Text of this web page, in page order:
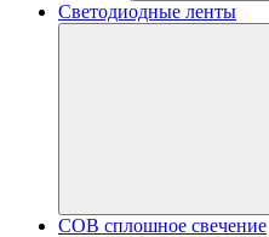
Светодиодные ленты
COB сплошное свечение